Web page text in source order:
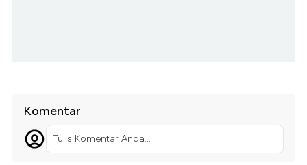
Komentar
Tulis Komentar Anda...